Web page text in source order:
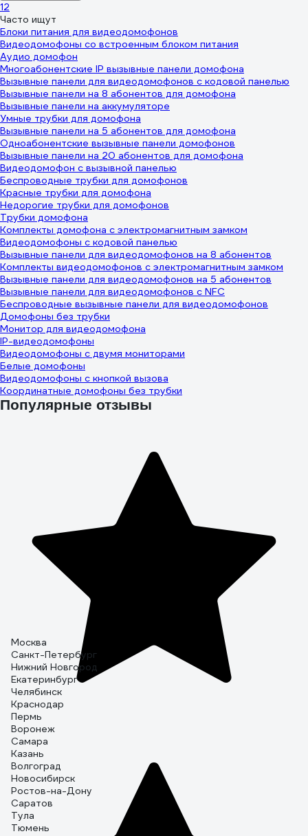
12
Часто ищут
Блоки питания для видеодомофонов
Видеодомофоны со встроенным блоком питания
Аудио домофон
Многоабонентские IP вызывные панели домофона
Вызывные панели для видеодомофонов с кодовой панелью
Вызывные панели на 8 абонентов для домофона
Вызывные панели на аккумуляторе
Умные трубки для домофона
Вызывные панели на 5 абонентов для домофона
Одноабонентские вызывные панели домофонов
Вызывные панели на 20 абонентов для домофона
Видеодомофон с вызывной панелью
Беспроводные трубки для домофонов
Красные трубки для домофона
Недорогие трубки для домофонов
Трубки домофона
Комплекты домофона с электромагнитным замком
Видеодомофоны с кодовой панелью
Вызывные панели для видеодомофонов на 8 абонентов
Комплекты видеодомофонов с электромагнитным замком
Вызывные панели для видеодомофонов на 5 абонентов
Вызывные панели для видеодомофонов с NFC
Беспроводные вызывные панели для видеодомофонов
Домофоны без трубки
Монитор для видеодомофона
IP-видеодомофоны
Видеодомофоны с двумя мониторами
Белые домофоны
Видеодомофоны с кнопкой вызова
Координатные домофоны без трубки
Популярные отзывы
Москва
Санкт-Петербург
Нижний Новгород
Екатеринбург
Челябинск
Краснодар
Пермь
Воронеж
Самара
Казань
Волгоград
Новосибирск
Ростов-на-Дону
Саратов
Тула
Тюмень